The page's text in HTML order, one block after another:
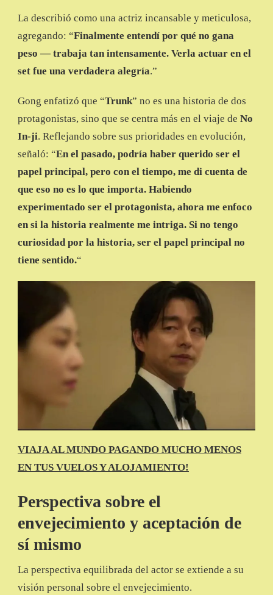
La describió como una actriz incansable y meticulosa,
agregando: “Finalmente entendí por qué no gana
peso — trabaja tan intensamente. Verla actuar en el
set fue una verdadera alegría.”
Gong enfatizó que “Trunk” no es una historia de dos
protagonistas, sino que se centra más en el viaje de No
In-ji. Reflejando sobre sus prioridades en evolución,
señaló: “En el pasado, podría haber querido ser el
papel principal, pero con el tiempo, me di cuenta de
que eso no es lo que importa. Habiendo
experimentado ser el protagonista, ahora me enfoco
en si la historia realmente me intriga. Si no tengo
curiosidad por la historia, ser el papel principal no
tiene sentido.“
VIAJA AL MUNDO PAGANDO MUCHO MENOS
EN TUS VUELOS Y ALOJAMIENTO!
Perspectiva sobre el
envejecimiento y aceptación de
sí mismo
La perspectiva equilibrada del actor se extiende a su
visión personal sobre el envejecimiento.